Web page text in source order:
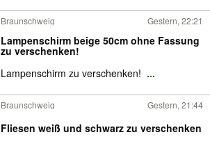
Braunschweig Gestern, 22:21
Lampenschirm beige 50cm ohne Fassung
zu verschenken!
Lampenschirm zu verschenken! ...
Braunschweig Gestern, 21:44
Fliesen weiß und schwarz zu verschenken